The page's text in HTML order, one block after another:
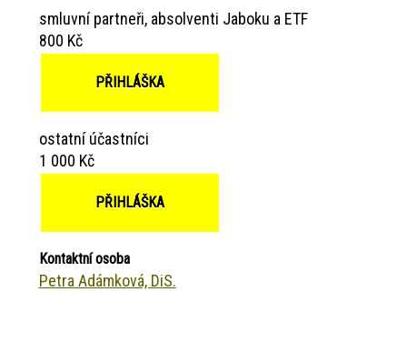
smluvní partneři, absolventi Jaboku a ETF
800 Kč
PŘIHLÁŠKA
ostatní účastníci
1 000 Kč
PŘIHLÁŠKA
Kontaktní osoba
Petra Adámková, DiS.